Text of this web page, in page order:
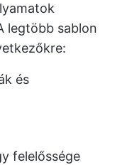
legtöbb sablon
és
felelőssége